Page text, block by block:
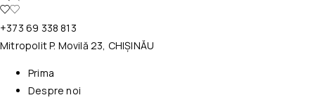
+373 69 338 813
Mitropolit P. Movilă 23, CHIȘINĂU
Prima
Despre noi